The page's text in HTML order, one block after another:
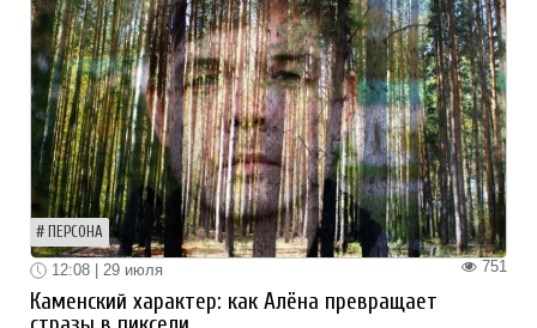
ПЕРСОНА
751
12:08 | 29 июля
Каменский характер: как Алёна превращает